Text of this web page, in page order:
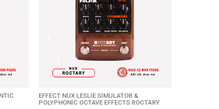
EFFECT NUX LESLIE SIMULATOR &
POLYPHONIC OCTAVE EFFECTS ROCTARY